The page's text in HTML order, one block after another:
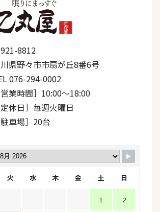
8812
県野々市市扇が丘8番6号
076-294-0002
営業時間］10:00〜18:00
定休日］毎週火曜日
駐車場］20台
火 水 木 金 土 日
1 2